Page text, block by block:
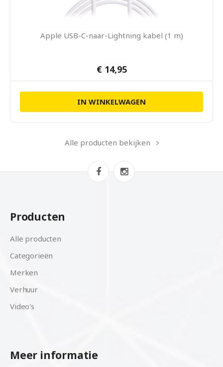
Apple USB-C-naar-Lightning kabel (1 m)
€ 14,95
IN WINKELWAGEN
Alle producten bekijken
Producten
Alle producten
Categorieën
Merken
Verhuur
Video's
Meer informatie